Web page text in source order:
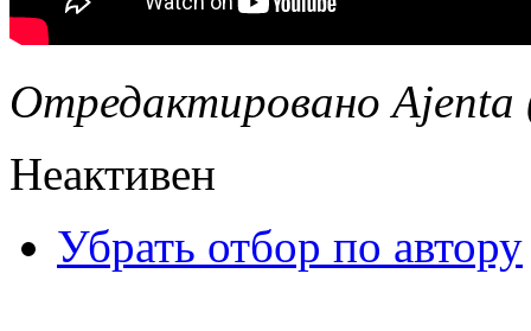
Отредактировано Ajenta
Неактивен
Убрать отбор по автору